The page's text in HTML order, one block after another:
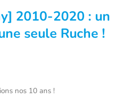
2010-2020 : un
seule Ruche !
nos 10 ans !